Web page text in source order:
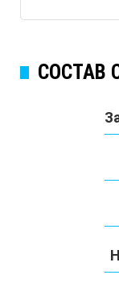
СОСТАВ